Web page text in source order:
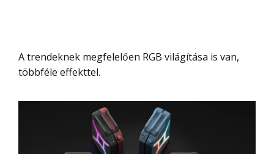
A trendeknek megfelelően RGB világítása is van,
többféle effekttel.